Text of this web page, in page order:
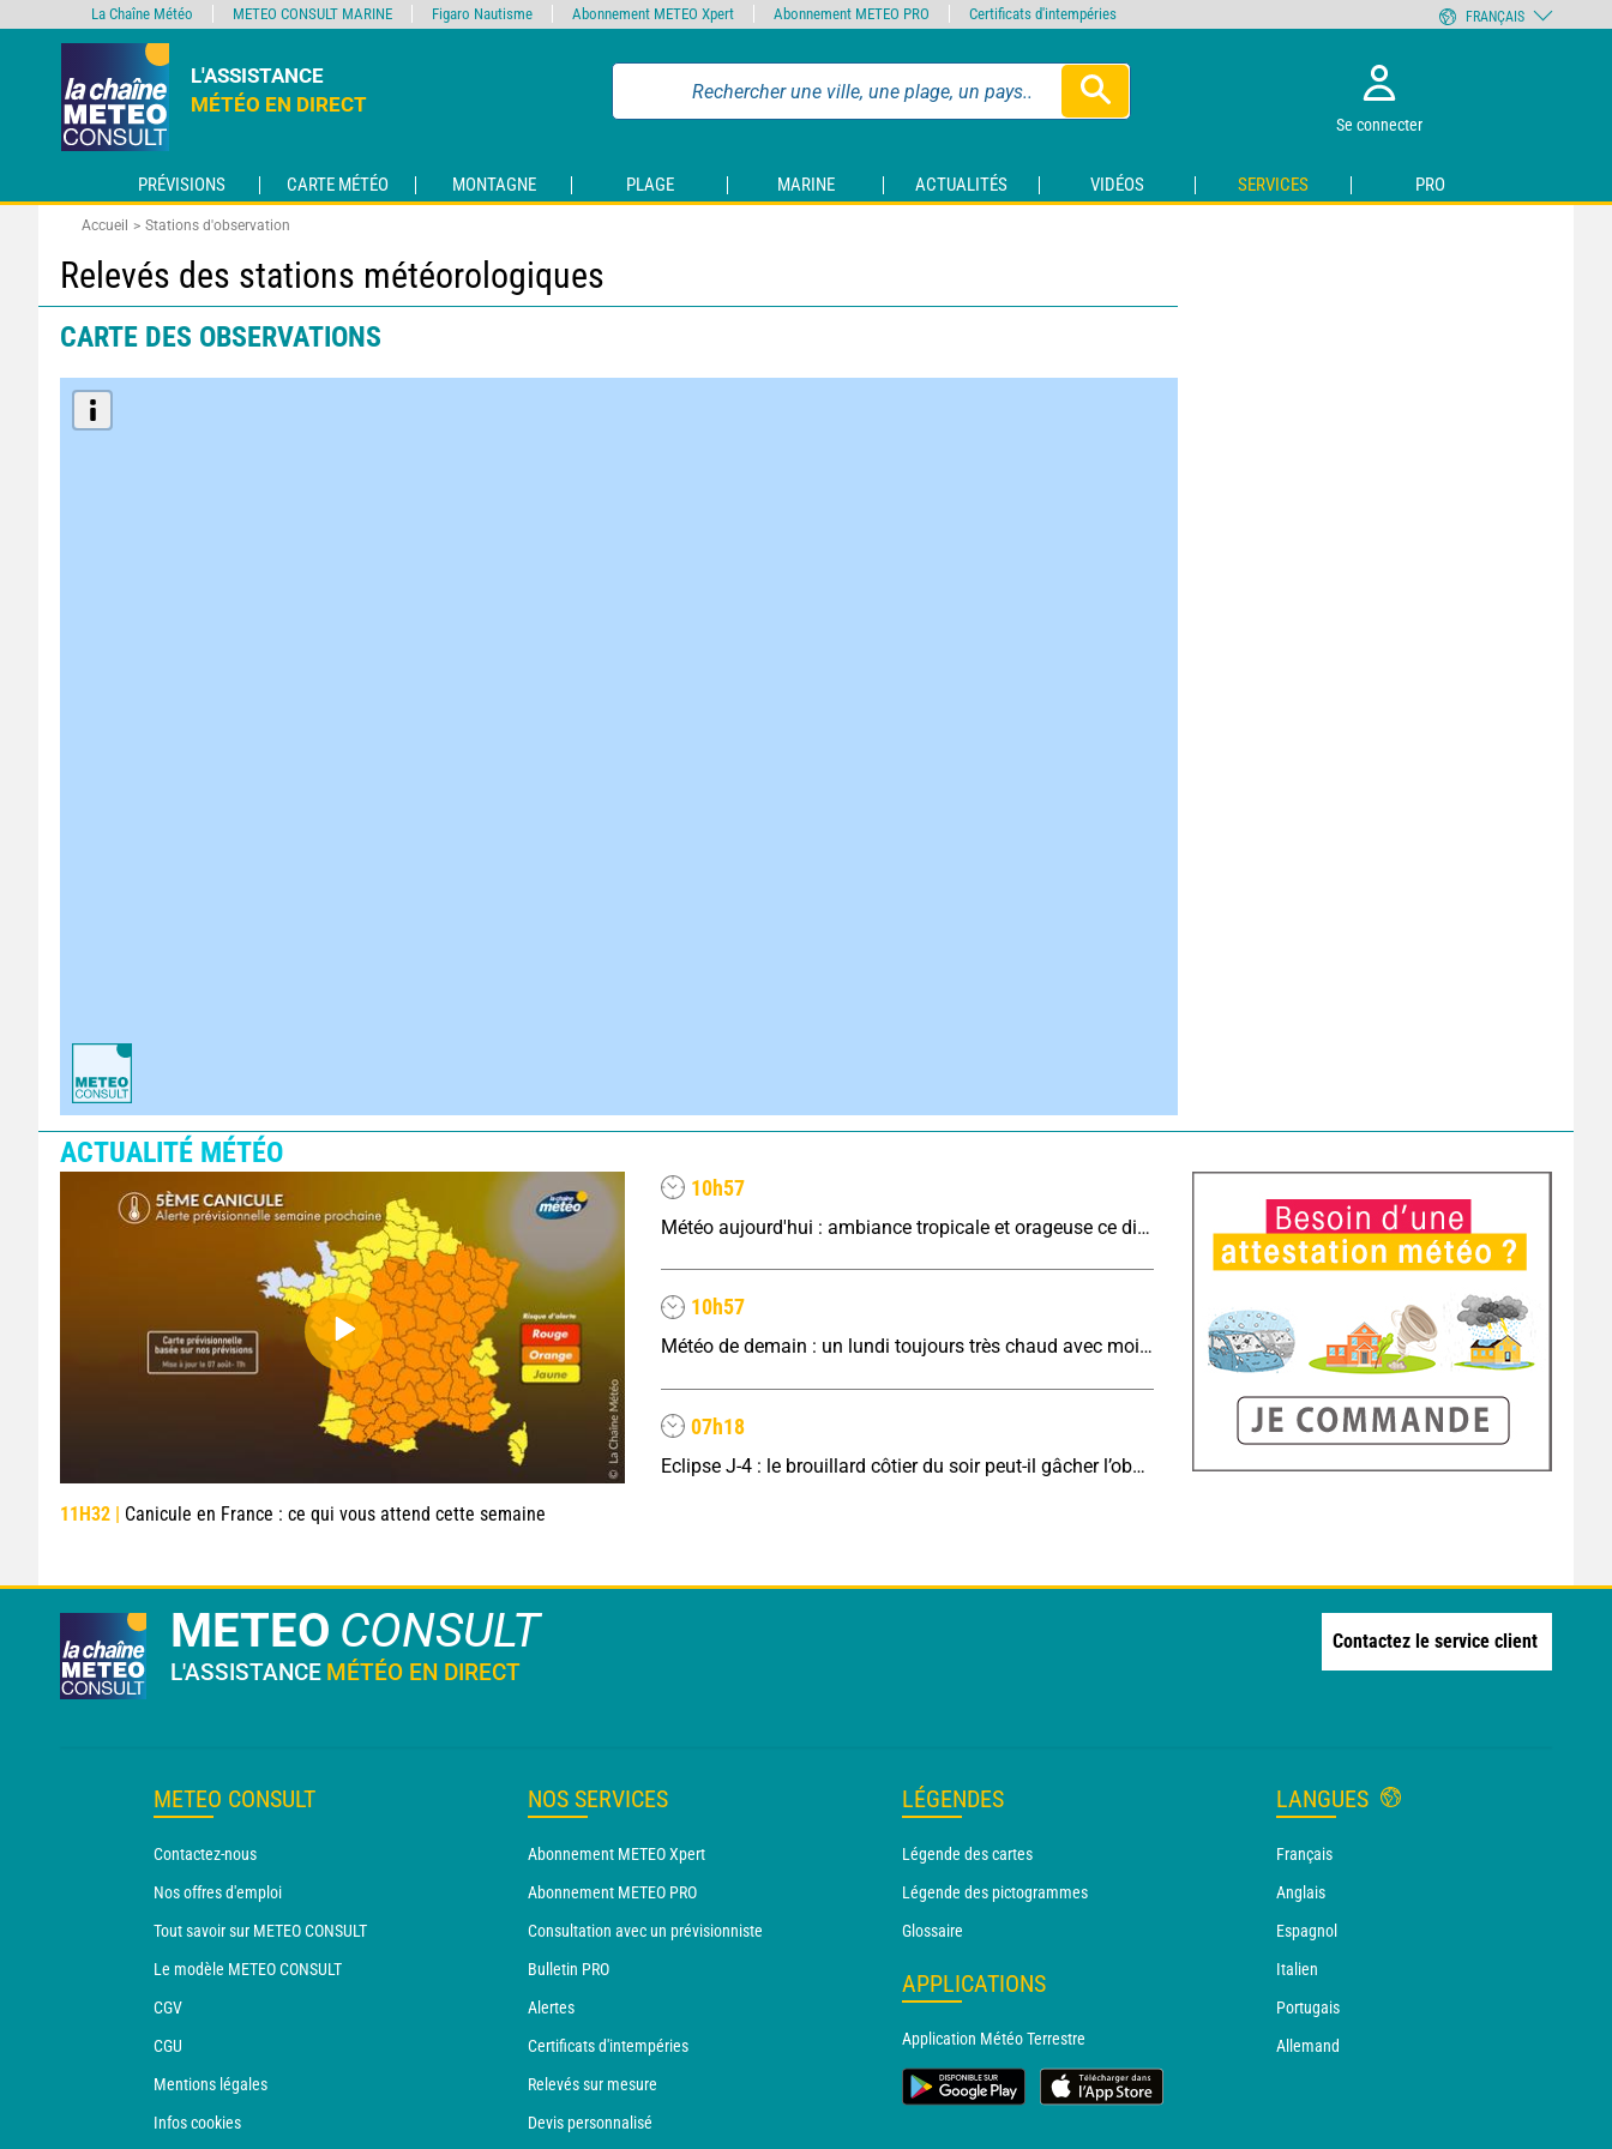
L'ASSISTANCE
MÉTÉO EN DIRECT
Se connecter
PRÉVISIONS CARTE MÉTÉO MONTAGNE PLAGE MARINE ACTUALITÉS VIDÉOS SERVICES PRO
Accueil Stations d'observation
Relevés des stations météorologiques
CARTE DES OBSERVATIONS
ACTUALITÉ MÉTÉO
11H32 | Canicule en France : ce qui vous attend cette semaine
10h57
Météo aujourd'hui : ambiance tropicale et orageuse ce dimanche
10h57
Météo de demain : un lundi toujours très chaud avec moins d'orages qu'aujourd'hui
07h18
Eclipse J-4 : le brouillard côtier du soir peut-il gâcher l’observation de l’éclipse à la plage ?
METEO CONSULT
L'ASSISTANCE MÉTÉO EN DIRECT
Contactez le service client
METEO CONSULT
Contactez-nous
Nos offres d'emploi
Tout savoir sur METEO CONSULT
Le modèle METEO CONSULT
CGV
CGU
Mentions légales
Infos cookies
NOS SERVICES
Abonnement METEO Xpert
Abonnement METEO PRO
Consultation avec un prévisionniste
Bulletin PRO
Alertes
Certificats d'intempéries
Relevés sur mesure
Devis personnalisé
LÉGENDES
Légende des cartes
Légende des pictogrammes
Glossaire
APPLICATIONS
Application Météo Terrestre
LANGUES
Français
Anglais
Espagnol
Italien
Portugais
Allemand
La Chaîne Météo METEO CONSULT MARINE Figaro Nautisme Abonnement METEO Xpert Abonnement METEO PRO Certificats d'intempéries FRANÇAIS